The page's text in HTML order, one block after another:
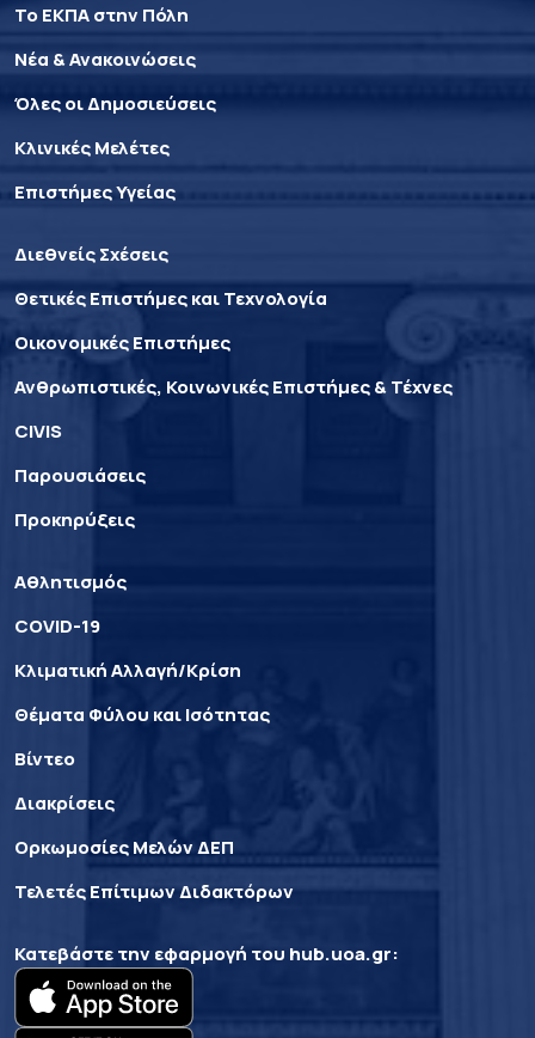
Το ΕΚΠΑ στην Πόλη
Νέα & Ανακοινώσεις
Όλες οι Δημοσιεύσεις
Κλινικές Μελέτες
Επιστήμες Υγείας
Διεθνείς Σχέσεις
Θετικές Επιστήμες και Τεχνολογία
Οικονομικές Επιστήμες
Ανθρωπιστικές, Κοινωνικές Επιστήμες & Τέχνες
CIVIS
Παρουσιάσεις
Προκηρύξεις
Αθλητισμός
COVID-19
Κλιματική Αλλαγή/Κρίση
Θέματα Φύλου και Ισότητας
Βίντεο
Διακρίσεις
Ορκωμοσίες Μελών ΔΕΠ
Τελετές Επίτιμων Διδακτόρων
Κατεβάστε την εφαρμογή του hub.uoa.gr: